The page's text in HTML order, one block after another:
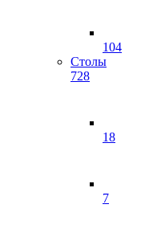
104
Столы
728
18
7